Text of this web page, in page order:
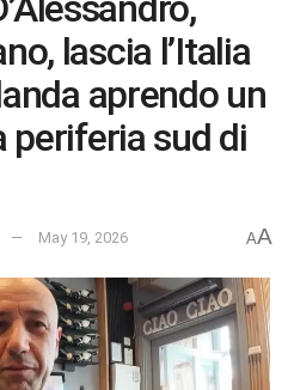
lascia l’Italia
aprendo un
periferia sud di
May 19, 2026 AA